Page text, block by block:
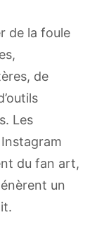
de la foule
de
Les
du fan art,
un